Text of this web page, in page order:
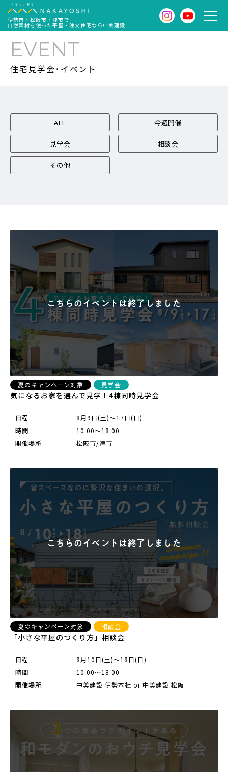
伊勢市・松阪市・津市で
自然素材を使った平屋・注文住宅なら中美建設
EVENT
住宅見学会･イベント
ALL 今週開催
見学会 相談会
その他
夏のキャンペーン対象 見学会
気になるお家を選んで見学！4棟同時見学会
日程
8月9日(土)～17日(日)
時間
10:00～18:00
開催場所
松阪市/津市
夏のキャンペーン対象 相談会
「小さな平屋のつくり方」相談会
日程
8月10日(土)～18日(日)
時間
10:00～18:00
開催場所
中美建設 伊勢本社 or 中美建設 松阪